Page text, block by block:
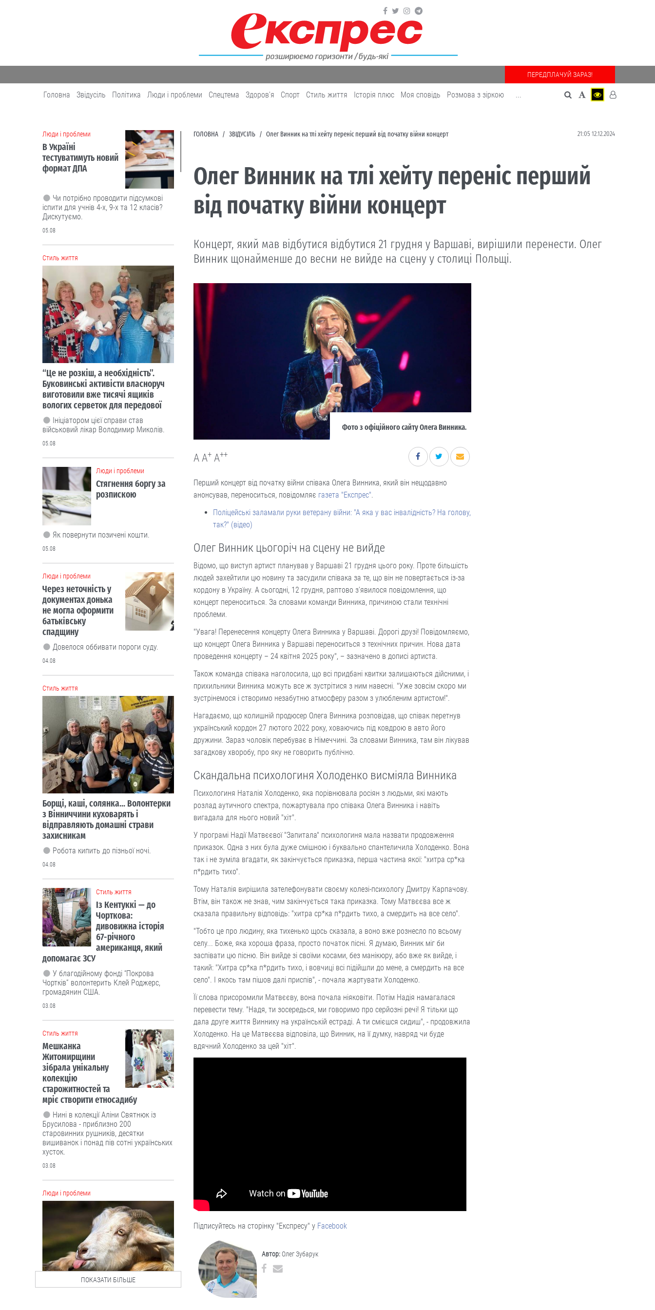
ПЕРЕДПЛАЧУЙ ЗАРАЗ!
Головна Звідусіль Політика Люди і проблеми Спецтема Здоров'я Cпорт Cтиль життя Історія плюс Моя сповідь Розмова з зіркою ...
ГОЛОВНА ЗВІДУСІЛЬ Олег Винник на тлі хейту переніс перший від початку війни концерт 21:05 12.12.2024
Олег Винник на тлі хейту переніс перший
від початку війни концерт
Концерт, який мав відбутися відбутися 21 грудня у Варшаві, вирішили перенести. Олег
Винник щонайменше до весни не вийде на сцену у столиці Польщі.
Фото з офіційного сайту Олега Винника.
A A+ A++
Перший концерт від початку війни співака Олега Винника, який він нещодавно
анонсував, переноситься, повідомляє газета "Експрес".
Поліцейські заламали руки ветерану війни: "А яка у вас інвалідність? На голову,
так?" (відео)
Олег Винник цьогоріч на сцену не вийде
Відомо, що виступ артист планував у Варшаві 21 грудня цього року. Проте більшість
людей захейтили цю новину та засудили співака за те, що він не повертається із-за
кордону в Україну. А сьогодні, 12 грудня, раптово з'явилося повідомлення, що
концерт переноситься. За словами команди Винника, причиною стали технічні
проблеми.
"Увага! Перенесення концерту Олега Винника у Варшаві. Дорогі друзі! Повідомляємо,
що концерт Олега Винника у Варшаві переноситься з технічних причин. Нова дата
проведення концерту – 24 квітня 2025 року", – зазначено в дописі артиста.
Також команда співака наголосила, що всі придбані квитки залишаються дійсними, і
прихильники Винника можуть все ж зустрітися з ним навесні. "Уже зовсім скоро ми
зустрінемося і створимо незабутню атмосферу разом з улюбленим артистом!".
Нагадаємо, що колишній продюсер Олега Винника розповідав, що співак перетнув
український кордон 27 лютого 2022 року, ховаючись під ковдрою в авто його
дружини. Зараз чоловік перебуває в Німеччині. За словами Винника, там він лікував
загадкову хворобу, про яку не говорить публічно.
Скандальна психологиня Холоденко висміяла Винника
Психологиня Наталія Холоденко, яка порівнювала росіян з людьми, які мають
розлад аутичного спектра, пожартувала про співака Олега Винника і навіть
вигадала для нього новий "хіт".
У програмі Надії Матвєєвої "Запитала" психологиня мала назвати продовження
приказок. Одна з них була дуже смішною і буквально спантеличила Холоденко. Вона
так і не зуміла вгадати, як закінчується приказка, перша частина якої: "хитра ср*ка
п*рдить тихо".
Тому Наталія вирішила зателефонувати своєму колезі-психологу Дмитру Карпачову.
Втім, він також не знав, чим закінчується така приказка. Тому Матвєєва все ж
сказала правильну відповідь: "хитра ср*ка п*рдить тихо, а смердить на все село".
"Тобто це про людину, яка тихенько щось сказала, а воно вже рознесло по всьому
селу... Боже, яка хороша фраза, просто початок пісні. Я думаю, Винник міг би
заспівати цю пісню. Він вийде зі своїми косами, без манікюру, або вже як вийде, і
такий: "Хитра ср*ка п*рдить тихо, і вовчиці всі підійшли до мене, а смердить на все
село". І якось там пішов далі приспів", - почала жартувати Холоденко.
Її слова присоромили Матвєєву, вона почала ніяковіти. Потім Надія намагалася
перевести тему. "Надя, ти зосередься, ми говоримо про серйозні речі! Я тільки що
дала друге життя Виннику на українській естраді. А ти смієшся сидиш", - продовжила
Холоденко. На це Матвєєва відповіла, що Винник, на її думку, навряд чи буде
вдячний Холоденко за цей "хіт".
Підписуйтесь на сторінку "Експресу" у Facebook
Автор: Олег Зубарук
Люди і проблеми
В Україні
тестуватимуть новий
формат ДПА
Чи потрібно проводити підсумкові
іспити для учнів 4-х, 9-х та 12 класів?
Дискутуємо.
05.08
Cтиль життя
“Це не розкіш, а необхідність”.
Буковинські активісти власноруч
виготовили вже тисячі ящиків
вологих серветок для передової
Ініціатором цієї справи став
військовий лікар Володимир Миколів.
05.08
Люди і проблеми
Стягнення боргу за
розпискою
Як повернути позичені кошти.
05.08
Люди і проблеми
Через неточність у
документах донька
не могла оформити
батьківську
спадщину
Довелося оббивати пороги суду.
04.08
Cтиль життя
Борщі, каші, солянка... Волонтерки
з Вінниччини куховарять і
відправляють домашні страви
захисникам
Робота кипить до пізньої ночі.
04.08
Cтиль життя
Із Кентуккі — до
Чорткова:
дивовижна історія
67-річного
американця, який
допомагає ЗСУ
У благодійному фонді “Покрова
Чортків” волонтерить Клей Роджерс,
громадянин США.
03.08
Cтиль життя
Мешканка
Житомирщини
зібрала унікальну
колекцію
старожитностей та
мріє створити етносадибу
Нині в колекції Аліни Святнюк із
Брусилова - приблизно 200
старовинних рушників, десятки
вишиванок і понад пів сотні українських
хусток.
03.08
Люди і проблеми
ПОКАЗАТИ БІЛЬШЕ